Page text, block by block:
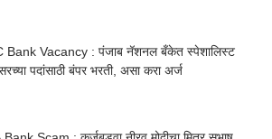
Bank Vacancy : पंजाब नॅशनल बँकेत स्पेशालिस्ट
पदांसाठी बंपर भरती, असा करा अर्ज